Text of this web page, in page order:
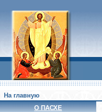
На главную
О ПАСХЕ